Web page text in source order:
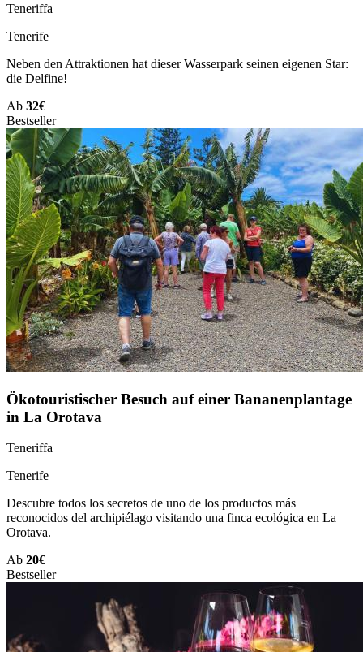
Teneriffa
Tenerife
Neben den Attraktionen hat dieser Wasserpark seinen eigenen Star:
die Delfine!
Ab 32€
Bestseller
Ökotouristischer Besuch auf einer Bananenplantage
in La Orotava
Teneriffa
Tenerife
Descubre todos los secretos de uno de los productos más
reconocidos del archipiélago visitando una finca ecológica en La
Orotava.
Ab 20€
Bestseller